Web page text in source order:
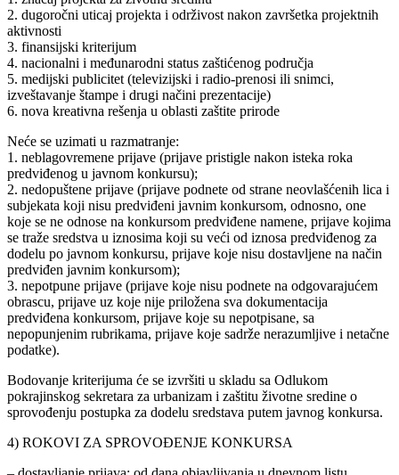
2. dugoročni uticaj projekta i održivost nakon završetka projektnih
aktivnosti
3. finansijski kriterijum
4. nacionalni i međunarodni status zaštićenog područja
5. medijski publicitet (televizijski i radio-prenosi ili snimci,
izveštavanje štampe i drugi načini prezentacije)
6. nova kreativna rešenja u oblasti zaštite prirode
Neće se uzimati u razmatranje:
1. neblagovremene prijave (prijave pristigle nakon isteka roka
predviđenog u javnom konkursu);
2. nedopuštene prijave (prijave podnete od strane neovlašćenih lica i
subjekata koji nisu predviđeni javnim konkursom, odnosno, one
koje se ne odnose na konkursom predviđene namene, prijave kojima
se traže sredstva u iznosima koji su veći od iznosa predviđenog za
dodelu po javnom konkursu, prijave koje nisu dostavljene na način
predviđen javnim konkursom);
3. nepotpune prijave (prijave koje nisu podnete na odgovarajućem
obrascu, prijave uz koje nije priložena sva dokumentacija
predviđena konkursom, prijave koje su nepotpisane, sa
nepopunjenim rubrikama, prijave koje sadrže nerazumljive i netačne
podatke).
Bodovanje kriterijuma će se izvršiti u skladu sa Odlukom
pokrajinskog sekretara za urbanizam i zaštitu životne sredine o
sprovođenju postupka za dodelu sredstava putem javnog konkursa.
4) ROKOVI ZA SPROVOĐENJE KONKURSA